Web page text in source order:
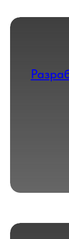
предложение
поставщика и